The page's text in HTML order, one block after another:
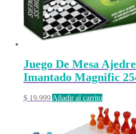
Juego De Mesa
Imantado Magnific
$ 19.999 Añadir al carrito